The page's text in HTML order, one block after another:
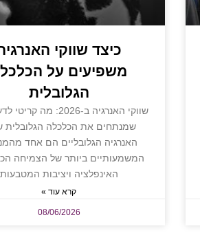
כיצד שווקי
משפיעים על
הגלובלית
שווקי האנרגיה ב-2026: מה
שמנתחים את הכלכלה הגלובלית
האנרגיה הגלובליים הם אחד
המשמעותיים ביותר של הצמיחה
האינפלציה ויציבות המטבעות
קרא עוד »
08/06/2026